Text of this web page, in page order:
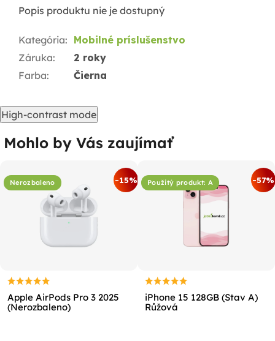
Popis produktu nie je dostupný
Kategória: Mobilné príslušenstvo
Záruka:
2 roky
Farba: Čierna
High-contrast mode
Mohlo by Vás zaujímať
Nerozbaleno -15%
Apple AirPods Pro 3 2025
(Nerozbaleno)
Použitý produkt: A -57%
iPhone 15 128GB (Stav A)
Růžová